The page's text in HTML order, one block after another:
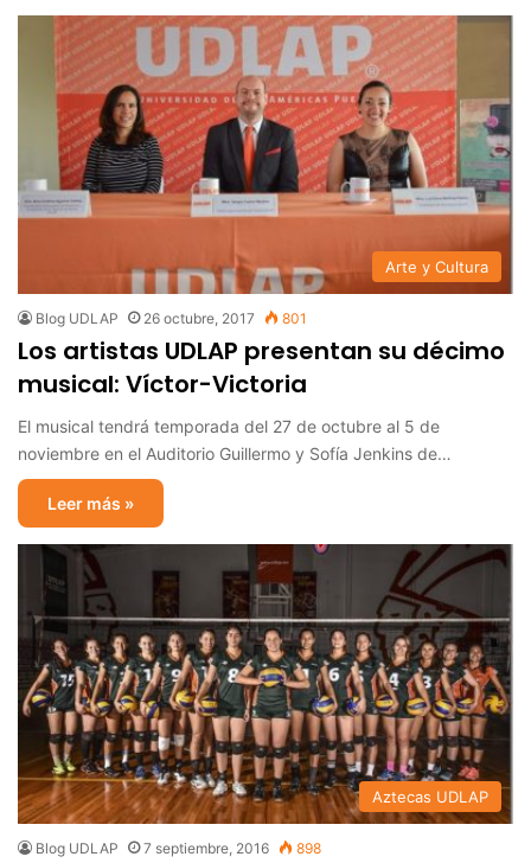
Arte y Cultura
Blog UDLAP 26 octubre, 2017 801
Los artistas UDLAP presentan su décimo
musical: Víctor-Victoria
El musical tendrá temporada del 27 de octubre al 5 de
noviembre en el Auditorio Guillermo y Sofía Jenkins de…
Leer más »
Aztecas UDLAP
Blog UDLAP 7 septiembre, 2016 898